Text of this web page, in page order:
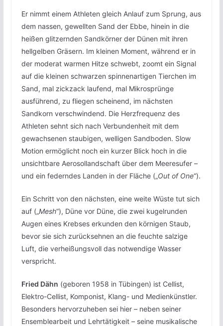
Er nimmt einem Athleten gleich Anlauf zum Sprung, aus
dem nassen, gewellten Sand der Ebbe, hinein in die
heißen glitzernden Sandkörner der Dünen mit ihren
hellgelben Gräsern. Im kleinen Moment, während er in
der moderat warmen Hitze schwebt, zoomt ein Signal
auf die kleinen schwarzen spinnenartigen Tierchen im
Sand, mal zickzack laufend, mal Mikrosprünge
ausführend, zu fliegen scheinend, im nächsten
Sandkorn verschwindend. Die Herzfrequenz des
Athleten sehnt sich nach Verbundenheit mit dem
gewachsenen staubigen, welligen Sandboden. Slow
Motion ermöglicht noch ein kurzer Blick hoch in die
unsichtbare Aerosollandschaft über dem Meeresufer –
und ein federndes Landen in der Fläche („Out of One“).
Ein Schritt von den nächsten, eine weite Wüste tut sich
auf („Mesh“), Düne vor Düne, die zwei kugelrunden
Augen eines Krebses erkunden den körnigen Staub,
bevor sie sich zurücksehnen an die feuchte salzige
Luft, die verheißungsvoll das notwendige Wasser
verspricht.
Fried Dähn (geboren 1958 in Tübingen) ist Cellist,
Elektro-Cellist, Komponist, Klang- und Medienkünstler.
Besonders hervorzuheben sei hier – neben seiner
Ensemblearbeit und Lehrtätigkeit – seine musikalische